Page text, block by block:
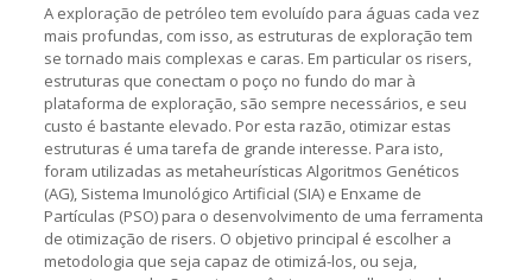
A exploração de petróleo tem evoluído para águas cada vez
mais profundas, com isso, as estruturas de exploração tem
se tornado mais complexas e caras. Em particular os risers,
estruturas que conectam o poço no fundo do mar à
plataforma de exploração, são sempre necessários, e seu
custo é bastante elevado. Por esta razão, otimizar estas
estruturas é uma tarefa de grande interesse. Para isto,
foram utilizadas as metaheurísticas Algoritmos Genéticos
(AG), Sistema Imunológico Artificial (SIA) e Enxame de
Partículas (PSO) para o desenvolvimento de uma ferramenta
de otimização de risers. O objetivo principal é escolher a
metodologia que seja capaz de otimizá-los, ou seja,